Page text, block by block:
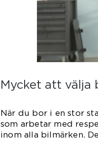
Mycket att välja
När du bor i en stor
som arbetar med
inom alla bilmärken.